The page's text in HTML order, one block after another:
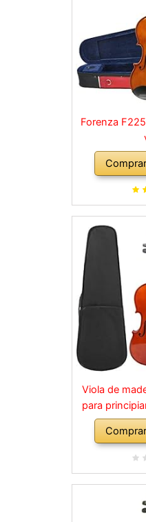
Forenza
Viola de
para